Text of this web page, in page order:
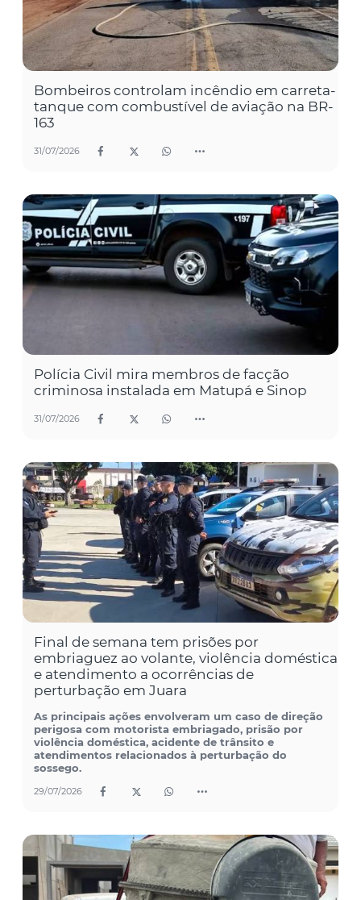
Bombeiros controlam incêndio em carreta-
tanque com combustível de aviação na BR-
163
31/07/2026
Polícia Civil mira membros de facção
criminosa instalada em Matupá e Sinop
31/07/2026
Final de semana tem prisões por
embriaguez ao volante, violência doméstica
e atendimento a ocorrências de
perturbação em Juara
As principais ações envolveram um caso de direção
perigosa com motorista embriagado, prisão por
violência doméstica, acidente de trânsito e
atendimentos relacionados à perturbação do
sossego.
29/07/2026